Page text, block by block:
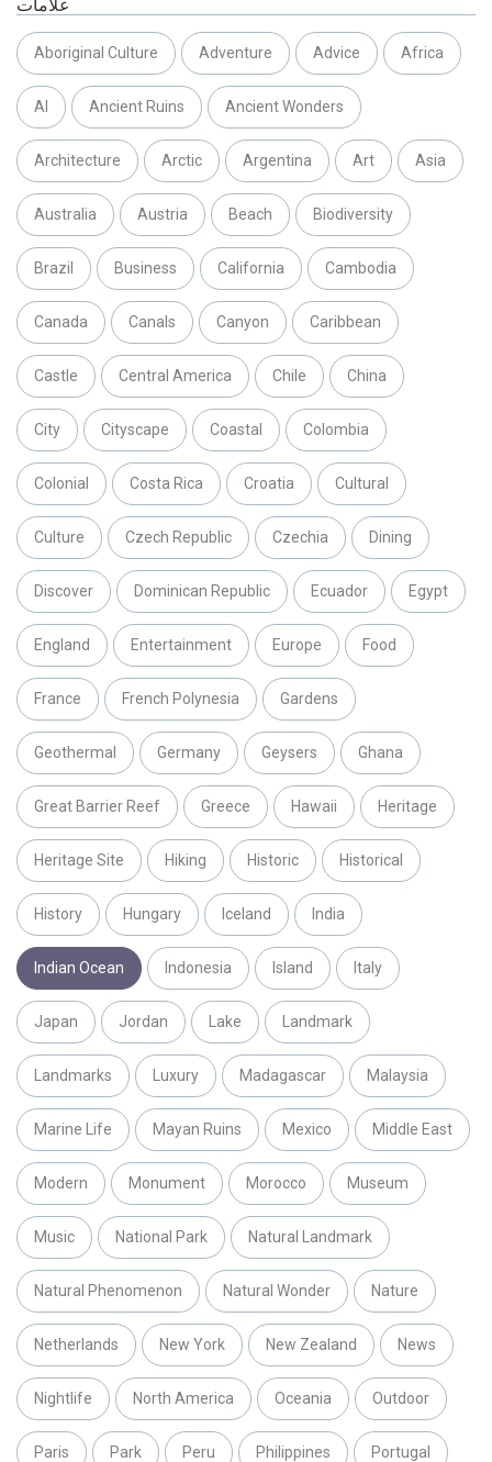
علامات
Aboriginal Culture Adventure Advice Africa
AI Ancient Ruins Ancient Wonders
Architecture Arctic Argentina Art Asia
Australia Austria Beach Biodiversity
Brazil Business California Cambodia
Canada Canals Canyon Caribbean
Castle Central America Chile China
City Cityscape Coastal Colombia
Colonial Costa Rica Croatia Cultural
Culture Czech Republic Czechia Dining
Discover Dominican Republic Ecuador Egypt
England Entertainment Europe Food
France French Polynesia Gardens
Geothermal Germany Geysers Ghana
Great Barrier Reef Greece Hawaii Heritage
Heritage Site Hiking Historic Historical
History Hungary Iceland India
Indian Ocean Indonesia Island Italy
Japan Jordan Lake Landmark
Landmarks Luxury Madagascar Malaysia
Marine Life Mayan Ruins Mexico Middle East
Modern Monument Morocco Museum
Music National Park Natural Landmark
Natural Phenomenon Natural Wonder Nature
Netherlands New York New Zealand News
Nightlife North America Oceania Outdoor
Paris Park Peru Philippines Portugal